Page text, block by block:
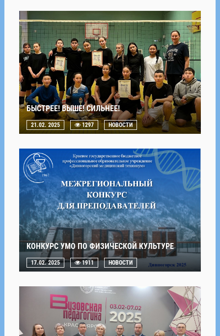
БЫСТРЕЕ! ВЫШЕ! СИЛЬНЕЕ!
21.02. 2025 1297 НОВОСТИ
КОНКУРС УМО ПО ФИЗИЧЕСКОЙ КУЛЬТУРЕ
17.02. 2025 1911 НОВОСТИ